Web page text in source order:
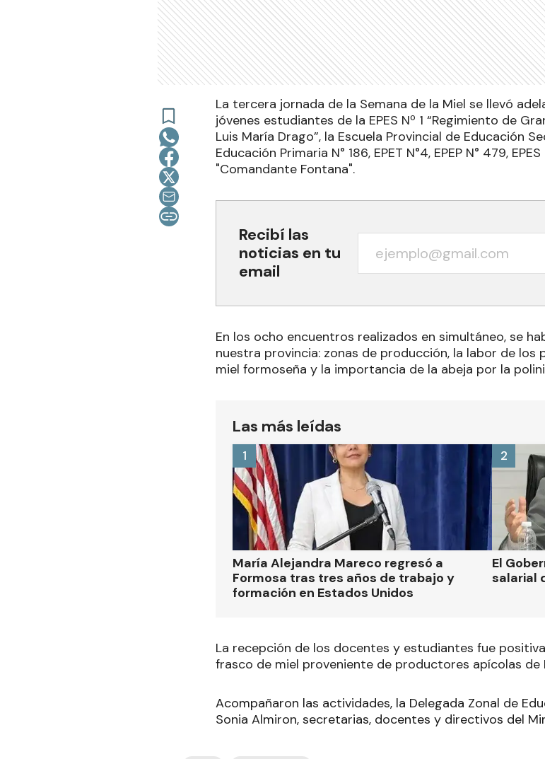
La tercera jornada de la Semana de la Miel se llevó
jóvenes estudiantes de la EPES Nº 1 “Regimiento de
Luis María Drago”, la Escuela Provincial de Educación
Educación Primaria N° 186, EPET N°4, EPEP N° 479,
"Comandante Fontana".
Recibí las
noticias en tu
email
En los ocho encuentros realizados en simultáneo, se
nuestra provincia: zonas de producción, la labor de
miel formoseña y la importancia de la abeja por la
Las más leídas
María Alejandra Mareco regresó a
Formosa tras tres años de trabajo y
formación en Estados Unidos
1
El
salarial
2
La recepción de los docentes y estudiantes fue
frasco de miel proveniente de productores apícolas de
Acompañaron las actividades, la Delegada Zonal de
Sonia Almiron, secretarias, docentes y directivos del